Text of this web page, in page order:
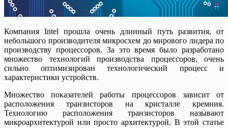
Компания Intel прошла очень длинный путь развития, от
небольшого производителя микросхем до мирового лидера по
производству процессоров. За это время было разработано
множество технологий производства процессоров, очень
сильно оптимизирован технологический процесс и
характеристики устройств.
Множество показателей работы процессоров зависит от
расположения транзисторов на кристалле кремния.
Технологию расположения транзисторов называют
микроархитектурой или просто архитектурой. В этой статье